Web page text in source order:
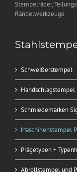
Stempelräder,
Rändelwerkzeuge
Schweißerstempel
Handschlagstempel
Schmiedemarken
Maschinenstempel
Prägetypen +
Abrollstempel und